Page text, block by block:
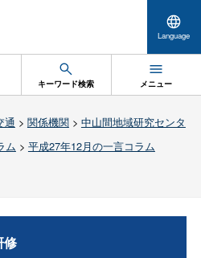
Language
キーワード検索 メニュー
通 > 関係機関> 中山間地域研究センタ
ム > 平成27年12月の一言コラム
修